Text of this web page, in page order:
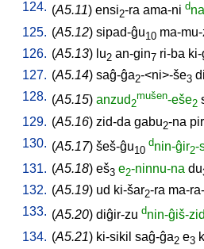
124. (A5.11) ensi2-ra ama-ni d
125. (A5.12) sipad-ĝu10 ma-
126. (A5.13) lu2 an-gin7 ri-ba
127. (A5.14) saĝ-ĝa2-<ni>-še3
128. (A5.15) anzud2
mušen-eše2
129. (A5.16) zid-da gabu2-na
130. (A5.17) šeš-ĝu10
dnin-ĝir2-
131. (A5.18) eš3 e2-ninnu-na du
132. (A5.19) ud ki-šar2-ra ma-
133. (A5.20) diĝir-zu dnin-ĝiš-
134. (A5.21) ki-sikil saĝ-ĝa2 e3